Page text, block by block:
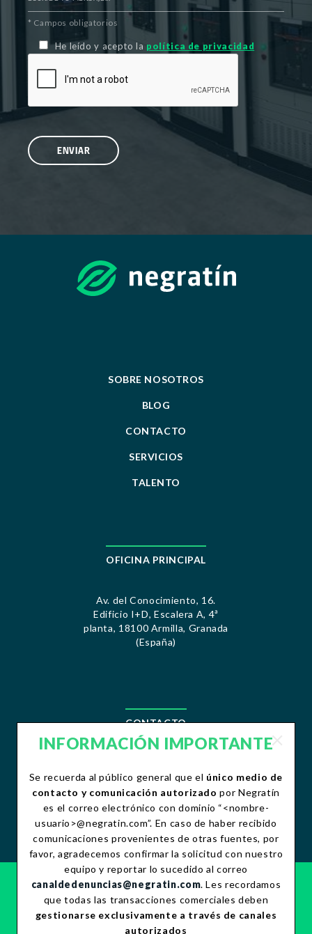
* Campos obligatorios
He leído y acepto la política de privacidad
SOBRE NOSOTROS
BLOG
CONTACTO
SERVICIOS
TALENTO
OFICINA PRINCIPAL
Av. del Conocimiento, 16.
Edificio I+D, Escalera A, 4ª
planta, 18100 Armilla, Granada
(España)
CONTACTO
Teléfono:+34 958 490 156
Fax:+34 958 490 507
CANAL ÉTICO
POLÍTICA DE PRIVACIDAD
POLÍTICA DE COOKIES
INFORMACIÓN IMPORTANTE
Se recuerda al público general que el único medio de
contacto y comunicación autorizado por Negratín
es el correo electrónico con dominio “<nombre-
usuario>@negratin.com”. En caso de haber recibido
comunicaciones provenientes de otras fuentes, por
favor, agradecemos confirmar la solicitud con nuestro
equipo y reportar lo sucedido al correo
canaldedenuncias@negratin.com. Les recordamos
que todas las transacciones comerciales deben
gestionarse exclusivamente a través de canales
autorizados